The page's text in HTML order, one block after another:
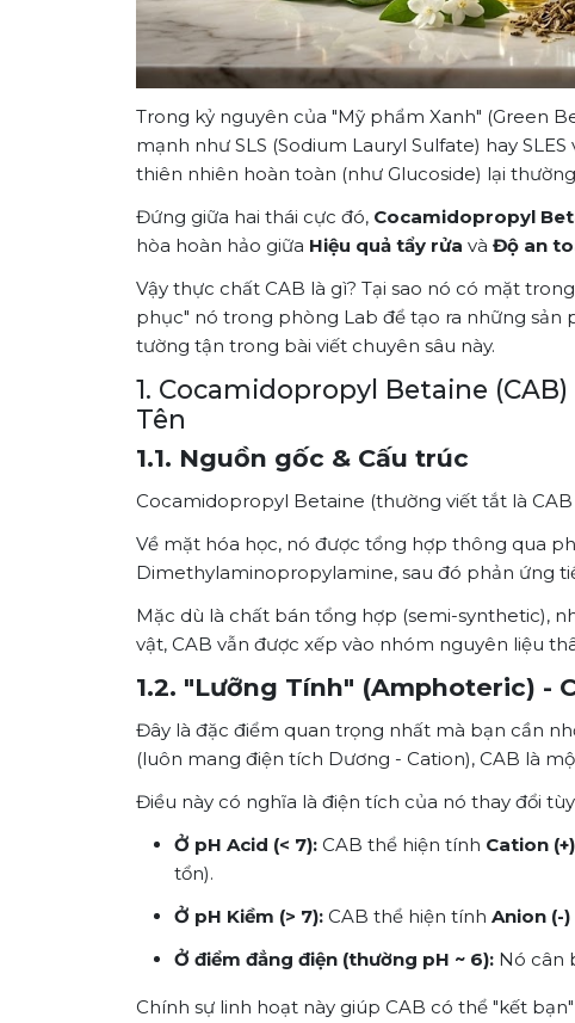
Trong kỷ nguyên của "Mỹ phẩm Xanh" (Green
mạnh như SLS (Sodium Lauryl Sulfate) hay
thiên nhiên hoàn toàn (như Glucoside) lại
Đứng giữa hai thái cực đó, Cocamidopropyl
hòa hoàn hảo giữa Hiệu quả tẩy rửa và Độ an
Vậy thực chất CAB là gì? Tại sao nó có mặt
phục" nó trong phòng Lab để tạo ra những sản
tường tận trong bài viết chuyên sâu này.
1. Cocamidopropyl Betaine
Tên
1.1. Nguồn gốc & Cấu trúc
Cocamidopropyl Betaine (thường viết tắt là
Về mặt hóa học, nó được tổng hợp thông qua
Dimethylaminopropylamine, sau đó phản ứng
Mặc dù là chất bán tổng hợp (semi-synthetic),
vật, CAB vẫn được xếp vào nhóm nguyên liệu
1.2. "Lưỡng Tính" (Amphoteric) -
Đây là đặc điểm quan trọng nhất mà bạn cần
(luôn mang điện tích Dương - Cation), CAB là
Điều này có nghĩa là điện tích của nó thay đổi
Ở pH Acid (< 7): CAB thể hiện tính Cation (+)
tổn).
Ở pH Kiềm (> 7): CAB thể hiện tính Anion (-)
Ở điểm đẳng điện (thường pH ~ 6): Nó cân
Chính sự linh hoạt này giúp CAB có thể "kết